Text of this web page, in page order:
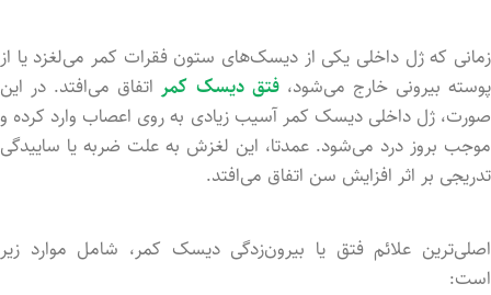
زمانی که ژل داخلی یکی از دیسک‌های ستون فقرات کمر می‌لغزد یا از
پوسته بیرونی خارج می‌شود،فتق دیسک کمراتفاق می‌افتد. در این
صورت، ژل داخلی دیسک کمر آسیب زیادی به روی اعصاب وارد کرد‌ه و
موجب بروز درد می‌شود. عمدتا، این لغزش به علت ضربه یا ساییدگی
تدریجی بر اثر افزایش سن اتفاق می‌افتد.
اصلی‌ترین علائم فتق یا بیرون‌زدگی دیسک کمر، شامل موارد زیر
است: